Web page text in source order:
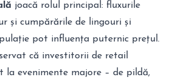
joacă rolul principal: fluxurile
și cumpărările de lingouri și
pot influența puternic prețul.
că investitorii de retail
la evenimente majore – de pildă,